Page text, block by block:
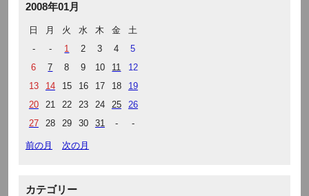
2008年01月
日 月 火 水 木 金
土
-
- 1 2 3 4
5
6
7 8 9 10 11
12
13
14 15 16 17 18
19
20
21 22 23 24 25
26
27
28 29 30 31 - -
前の月 次の月
カテゴリー